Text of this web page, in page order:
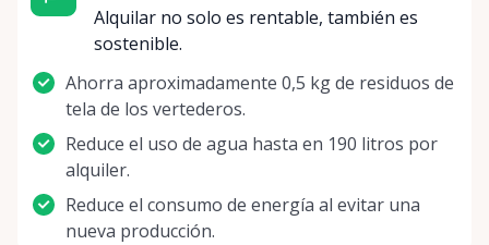
Alquilar no solo es rentable, también es
sostenible.
Ahorra aproximadamente 0,5 kg de residuos de
tela de los vertederos.
Reduce el uso de agua hasta en 190 litros por
alquiler.
Reduce el consumo de energía al evitar una
nueva producción.